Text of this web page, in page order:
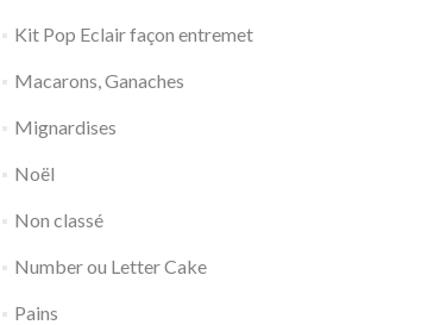
Kit Pop Eclair façon entremet
Macarons, Ganaches
Mignardises
Noël
Non classé
Number ou Letter Cake
Pains